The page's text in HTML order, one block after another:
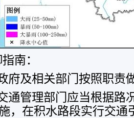
南：
府及相关部门按照职责
通管理部门应当根据路
，在积水路段实行交通